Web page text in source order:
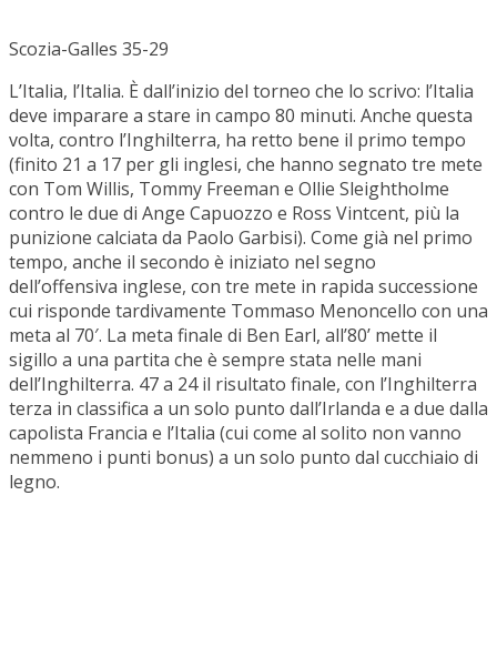
Scozia-Galles 35-29
L’Italia, l’Italia. È dall’inizio del torneo che lo scrivo: l’Italia
deve imparare a stare in campo 80 minuti. Anche questa
volta, contro l’Inghilterra, ha retto bene il primo tempo
(finito 21 a 17 per gli inglesi, che hanno segnato tre mete
con Tom Willis, Tommy Freeman e Ollie Sleightholme
contro le due di Ange Capuozzo e Ross Vintcent, più la
punizione calciata da Paolo Garbisi). Come già nel primo
tempo, anche il secondo è iniziato nel segno
dell’offensiva inglese, con tre mete in rapida successione
cui risponde tardivamente Tommaso Menoncello con una
meta al 70′. La meta finale di Ben Earl, all’80’ mette il
sigillo a una partita che è sempre stata nelle mani
dell’Inghilterra. 47 a 24 il risultato finale, con l’Inghilterra
terza in classifica a un solo punto dall’Irlanda e a due dalla
capolista Francia e l’Italia (cui come al solito non vanno
nemmeno i punti bonus) a un solo punto dal cucchiaio di
legno.